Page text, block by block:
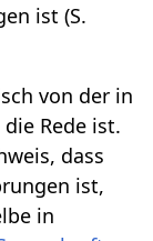
ist (S.
von der in
die Rede ist.
dass
ist,
in